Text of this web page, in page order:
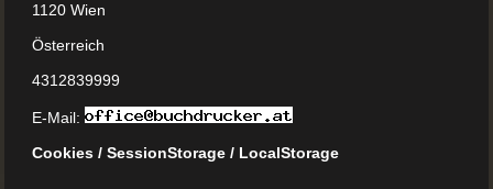
halten? Weil Sie ein „Wiederholungstäter“ sind und bei
Buchdrucker.at
Dann wissen Sie natürlich, wie reibungslos das Projekt
gelaufen ist und wie groß die Freude im Familienkreis über
das Geschenk war.
1120 Wien
Österreich
4312839999
E-Mail:
Cookies / SessionStorage / LocalStorage